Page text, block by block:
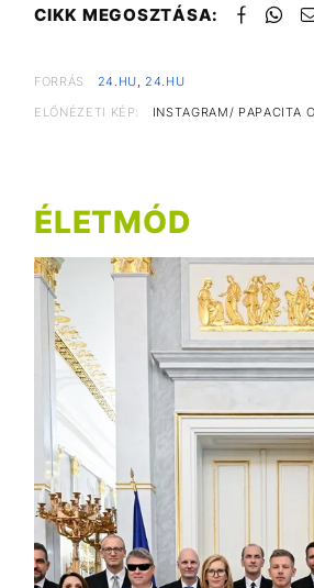
CIKK MEGOSZTÁSA:
FORRÁS 24.HU, 24.HU
ELŐNÉZETI KÉP:
INSTAGRAM/ PAPACITA
ÉLETMÓD